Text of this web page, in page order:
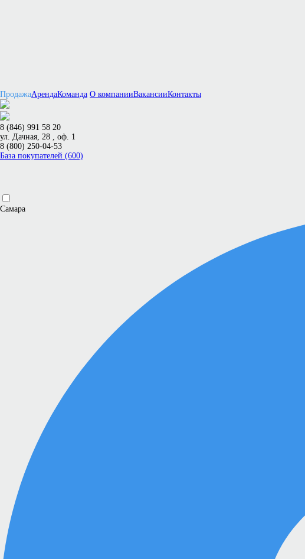
ПродажаАрендаКоманда О компанииВакансииКонтакты
8 (846) 991 58 20
ул. Дачная, 28 , оф. 1
8 (800) 250-04-53
База покупателей (600)
Самара